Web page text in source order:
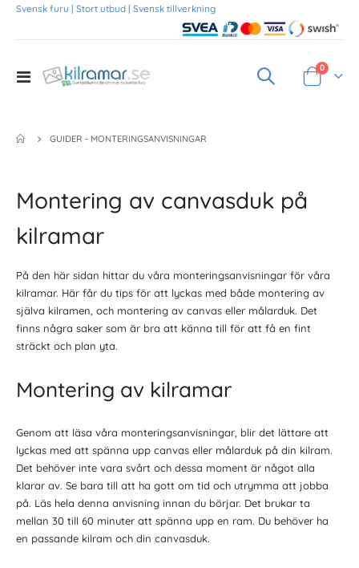
Svensk furu | Stort utbud | Svensk tillverkning
Toggle
Varukorg
0
GUIDER - MONTERINGSANVISNINGAR
Montering av canvasduk på
kilramar
På den här sidan hittar du våra monteringsanvisningar för våra
kilramar. Här får du tips för att lyckas med både montering av
själva kilramen, och montering av canvas eller målarduk. Det
finns några saker som är bra att känna till för att få en fint
sträckt och plan yta.
Montering av kilramar
Genom att läsa våra monteringsanvisningar, blir det lättare att
lyckas med att spänna upp canvas eller målarduk på din kilram.
Det behöver inte vara svårt och dessa moment är något alla
klarar av. Se bara till att ha gott om tid och utrymma att jobba
på. Läs hela denna anvisning innan du börjar. Det brukar ta
mellan 30 till 60 minuter att spänna upp en ram. Du behöver ha
en passande kilram och din canvasduk.